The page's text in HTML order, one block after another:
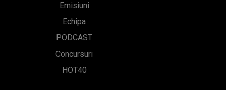
Emisiuni
Echipa
PODCAST
Concursuri
HOT40